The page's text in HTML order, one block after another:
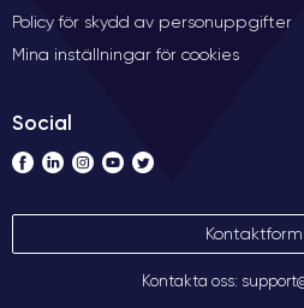
Policy för skydd av personuppgifter
Mina inställningar för cookies
Social
Kontakta oss: